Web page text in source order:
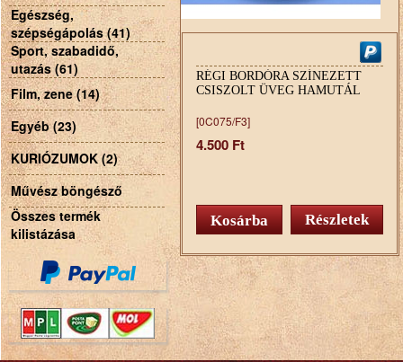
Egészség,
szépségápolás (41)
Sport, szabadidő,
utazás (61)
Film, zene (14)
Egyéb (23)
KURIÓZUMOK (2)
Művész böngésző
Összes termék
kilistázása
RÉGI BORDÓRA SZÍNEZETT
CSISZOLT ÜVEG HAMUTÁL
[0C075/F3]
4.500 Ft
Részletek